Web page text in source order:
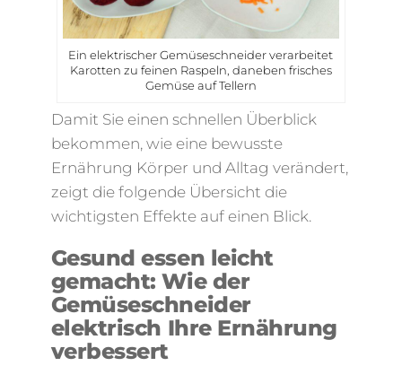
Ein elektrischer Gemüseschneider verarbeitet
Karotten zu feinen Raspeln, daneben frisches
Gemüse auf Tellern
Damit Sie einen schnellen Überblick
bekommen, wie eine bewusste
Ernährung Körper und Alltag verändert,
zeigt die folgende Übersicht die
wichtigsten Effekte auf einen Blick.
Gesund essen leicht
gemacht: Wie der
Gemüseschneider
elektrisch Ihre Ernährung
verbessert